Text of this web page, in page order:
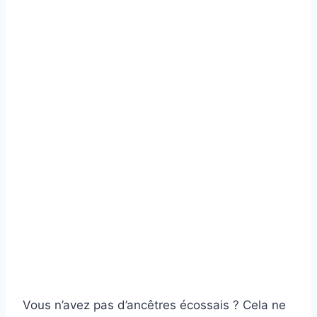
Vous n’avez pas d’ancêtres écossais ? Cela ne